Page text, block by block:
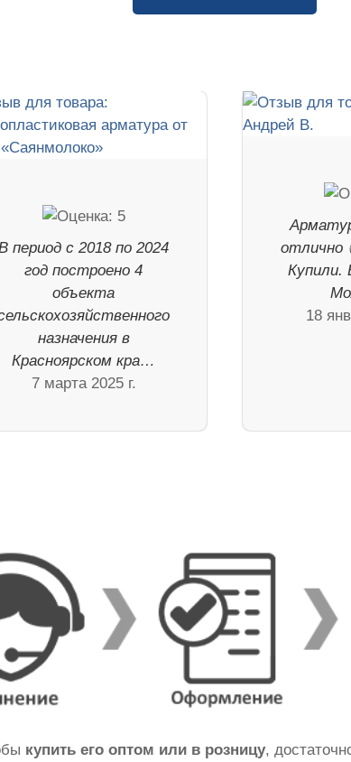
период с 2018 по 2024
год построено 4
объекта
назначения в
Красноярском кра…
7 марта 2025 г.
отлично
Купили.
18
купить его оптом или в розницу,